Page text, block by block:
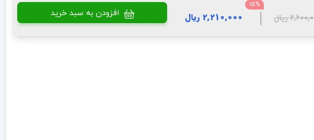
15%
ریال 2,210,000 ریال افزودن به سبد خرید